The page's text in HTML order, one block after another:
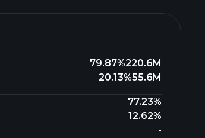
79.87%220.6M
20.13%55.6M
77.23%
12.62%
-